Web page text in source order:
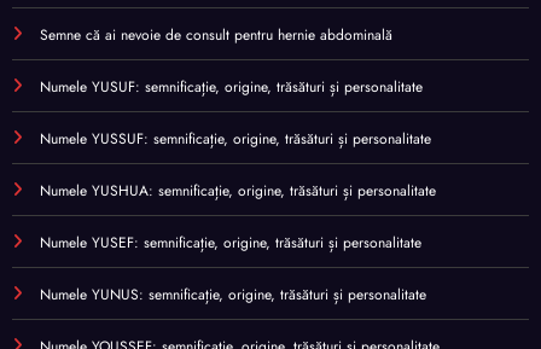
Semne că ai nevoie de consult pentru hernie abdominală
Numele YUSUF: semnificație, origine, trăsături și personalitate
Numele YUSSUF: semnificație, origine, trăsături și personalitate
Numele YUSHUA: semnificație, origine, trăsături și personalitate
Numele YUSEF: semnificație, origine, trăsături și personalitate
Numele YUNUS: semnificație, origine, trăsături și personalitate